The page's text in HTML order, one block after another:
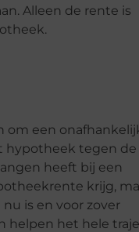
Alleen de rente is
om een
hypotheek tegen de
heeft bij een
krijg,
is en voor zover
helpen het hele